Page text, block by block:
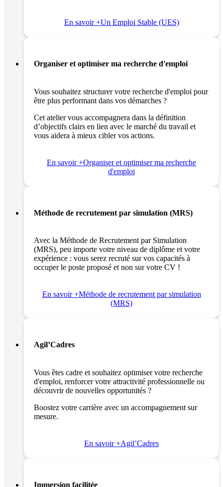
En savoir +Un Emploi Stable (UES)
Organiser et optimiser ma recherche d'emploi
Vous souhaitez structurer votre recherche d'emploi pour
être plus performant dans vos démarches ?
Cet atelier vous accompagnera dans la définition
d’objectifs clairs en lien avec le marché du travail et
vous aidera à mieux cibler vos actions.
En savoir +Organiser et optimiser ma recherche
d'emploi
Méthode de recrutement par simulation (MRS)
Avec la Méthode de Recrutement par Simulation
(MRS), peu importe votre niveau de diplôme et votre
expérience : vous serez recruté sur vos capacités à
occuper le poste proposé et non sur votre CV !
En savoir +Méthode de recrutement par simulation
(MRS)
Agil’Cadres
Vous êtes cadre et souhaitez optimiser votre recherche
d'emploi, renforcer votre attractivité professionnelle ou
découvrir de nouvelles opportunités ?
Boostez votre carrière avec un accompagnement sur
mesure.
En savoir +Agil’Cadres
Immersion facilitée